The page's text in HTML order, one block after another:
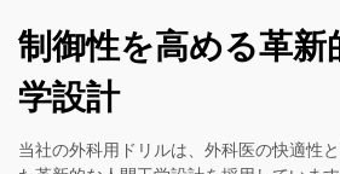
制御性を高める革新
学設計
当社の外科用ドリルは、外科医の快適性